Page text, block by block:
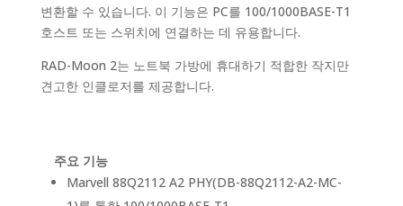
변환할 수 있습니다. 이 기능은 PC를 100/1000BASE-T1
호스트 또는 스위치에 연결하는 데 유용합니다.
RAD-Moon 2는 노트북 가방에 휴대하기 적합한 작지만
견고한 인클로저를 제공합니다.
주요 기능
Marvell 88Q2112 A2 PHY(DB-88Q2112-A2-MC-